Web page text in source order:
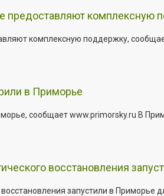
предоставляют комплексную
комплексную поддержку,
в Приморье
сообщает www.primorsky.ru В
восстановления
запустили в